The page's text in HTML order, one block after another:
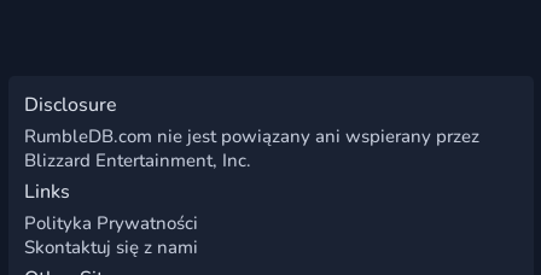
Disclosure
RumbleDB.com nie jest powiązany ani wspierany przez
Blizzard Entertainment, Inc.
Links
Polityka Prywatności
Skontaktuj się z nami